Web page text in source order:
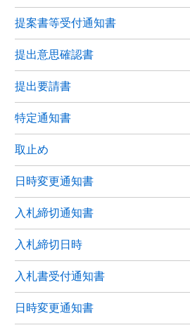
提案書等受付通知書
提出意思確認書
提出要請書
特定通知書
取止め
日時変更通知書
入札締切通知書
入札締切日時
入札書受付通知書
日時変更通知書